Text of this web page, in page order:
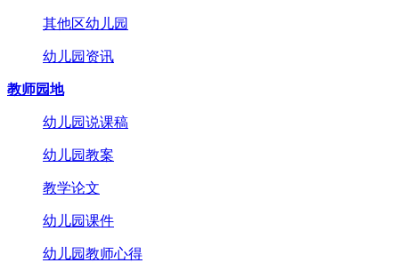
其他区幼儿园
幼儿园资讯
教师园地
幼儿园说课稿
幼儿园教案
教学论文
幼儿园课件
幼儿园教师心得